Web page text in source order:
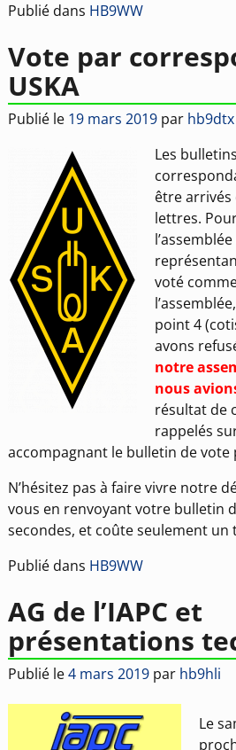
Publié dans HB9WW
Vote par
USKA
Publié le 19 mars 2019 par hb9dtx
Les
être arrivés
lettres.
voté
point 4
avons
notre
nous
résultat de
rappelés
accompagnant le bulletin de
N’hésitez pas à faire vivre notre
vous en renvoyant votre bulletin
secondes, et coûte seulement un
Publié dans HB9WW
AG de l’IAPC et
présentations
Publié le4 mars 2019 par hb9hli
Le